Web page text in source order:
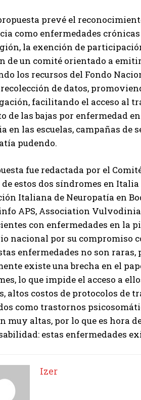
prevé el
como enfermedades
la exención de
de un comité orientado a
los recursos del Fondo
de datos,
facilitando el acceso al
de las bajas por enfermedad
en las escuelas, campañas
pudendo.
fue redactada por el
de estos dos síndromes en
Italiana de Neuropatía en
APS, Association
con enfermedades en la
nacional por su compromiso
enfermedades no son
existe una brecha en el
lo que impide el acceso a
altos costos de protocolos de
como trastornos
muy altas, por lo que es hora
estas enfermedades
Izer